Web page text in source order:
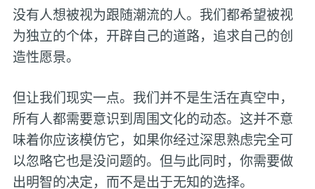
没有人想被视为跟随潮流的人。我们都希望被视
为独立的个体，开辟自己的道路，追求自己的创
造性愿景。
但让我们现实一点。我们并不是生活在真空中，
所有人都需要意识到周围文化的动态。这并不意
味着你应该模仿它，如果你经过深思熟虑完全可
以忽略它也是没问题的。但与此同时，你需要做
出明智的决定，而不是出于无知的选择。